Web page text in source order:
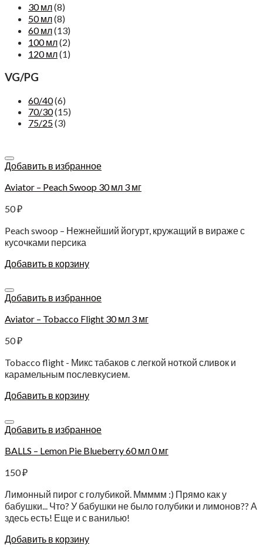
30 мл(8)
50 мл(8)
60 мл(13)
100 мл(2)
120 мл(1)
VG/PG
60/40(6)
70/30(15)
75/25(3)
Добавить в избранное
Aviator – Peach Swoop 30 мл 3 мг
50₽
Peach swoop – Нежнейший йогурт, кружащий в вираже с
кусочками персика
Добавить в корзину
Добавить в избранное
Aviator – Tobacco Flight 30 мл 3 мг
50₽
Tobacco flight - Микс табаков с легкой ноткой сливок и
карамельным послевкусием.
Добавить в корзину
Добавить в избранное
BALLS – Lemon Pie Blueberry 60 мл 0 мг
150₽
Лимонный пирог с голубикой. Ммммм :) Прямо как у
бабушки... Что? У бабушки не было голубики и лимонов?? А
здесь есть! Еще и с ванилью!
Добавить в корзину